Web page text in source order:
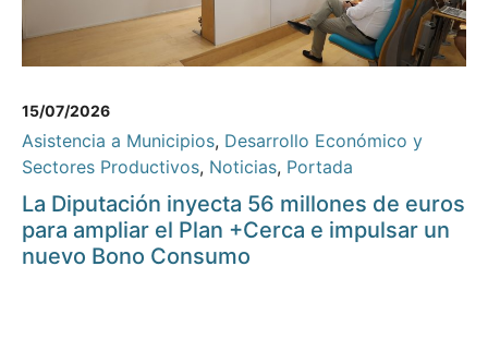
15/07/2026
Asistencia a Municipios, Desarrollo Económico y
Sectores Productivos, Noticias, Portada
La Diputación inyecta 56 millones de euros
para ampliar el Plan +Cerca e impulsar un
nuevo Bono Consumo